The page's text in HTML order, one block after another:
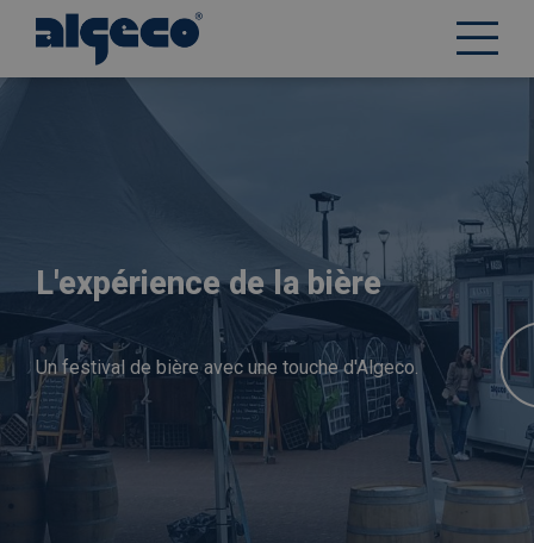
L'expérience de la bière
Un festival de bière avec une touche d'Algeco.